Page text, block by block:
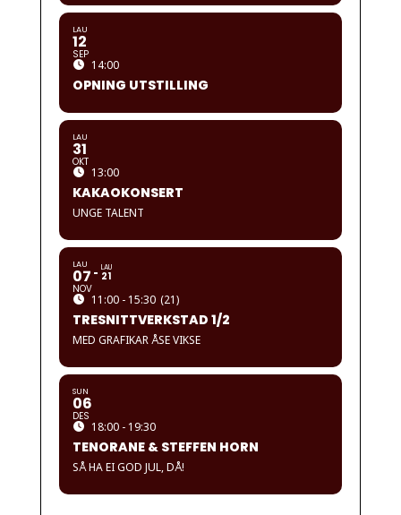
LAU
12
SEP
14:00
OPNING UTSTILLING
LAU
31
OKT
13:00
KAKAOKONSERT
UNGE TALENT
LAU
07
NOV
LAU
21
11:00 - 15:30 (21)
TRESNITTVERKSTAD 1/2
MED GRAFIKAR ÅSE VIKSE
SUN
06
DES
18:00 - 19:30
TENORANE & STEFFEN HORN
SÅ HA EI GOD JUL, DÅ!